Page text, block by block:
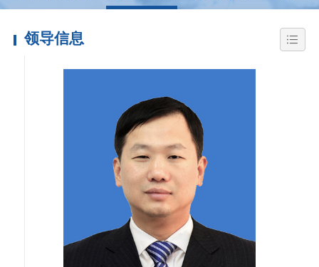
领导信息